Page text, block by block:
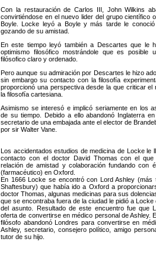
Con la restauración de Carlos III, John Wilkins
convirtiéndose en el nuevo lider del grupo científico
Boyle. Locke leyó a Boyle y más tarde le conoció
gozando de su amistad.
En este tiempo leyó también a Descartes que le
optimismo filosófico mostrándole que es posible
filósofico claro y ordenado.
Pero aunque su admiración por Descartes le hizo
sin embargo su contacto con la filosofía
proporcionó una perspectiva desde la que criticar el
la filosofía cartesiana.
Asimismo se interesó e implicó seriamente en los
de su tiempo. Debido a ello abandonó Inglaterra
secretario de una embajada ante el elector de
por sir Walter Vane.
Los accidentados estudios de medicina de Locke le
contacto con el doctor David Thomas con el que
relación de amistad y colaboración fundando con
(farmacéutico) en Oxford.
En 1666 Locke se encontró con Lord Ashley (más
Shaftesbury) que había ido a Oxford a
doctor Thomas, algunas medicinas para sus
que se encontraba fuera de la ciudad le pidió a
del asunto. Resultado de este encuentro fue que
oferta de convertirse en médico personal de Ashley.
filósofo abandonó Londres para convertirse en
Ashley, secretario, consejero político, amigo
tutor de su hijo.